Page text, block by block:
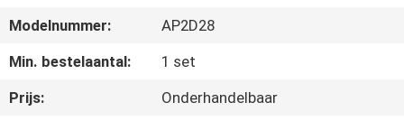
FABRIEKSREIS
Modelnummer:
AP2D28
Min. bestelaantal:
1 set
Prijs:
Onderhandelbaar